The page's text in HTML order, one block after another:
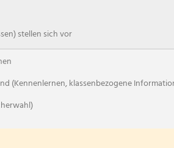
stellen sich vor
(Kennenlernen, klassenbezogene